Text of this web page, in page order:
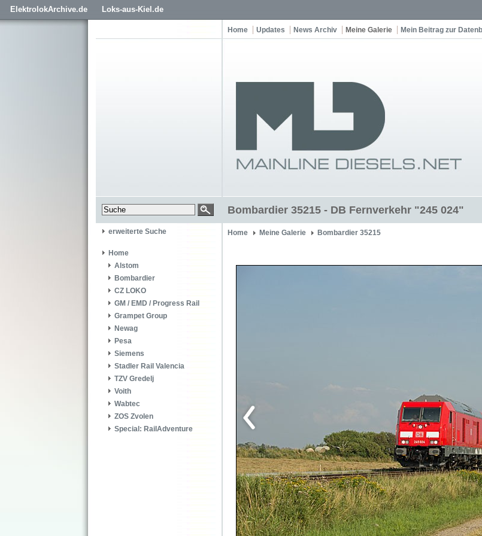
ElektrolokArchive.de Loks-aus-Kiel.de
Home Updates News Archiv Meine Galerie Mein Beitrag zur
Bombardier 35215 - DB Fernverkehr "245 024"
erweiterte Suche
Home
Alstom
Bombardier
CZ LOKO
GM / EMD / Progress Rail
Grampet Group
Newag
Pesa
Siemens
Stadler Rail Valencia
TZV Gredelj
Voith
Wabtec
ZOS Zvolen
Special: RailAdventure
Home Meine Galerie Bombardier 35215